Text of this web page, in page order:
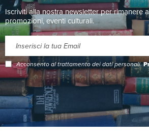
Iscriviti alla nostra newsletter per rimanere
promozioni, eventi culturali.
Acconsento al trattamento dei dati personali.